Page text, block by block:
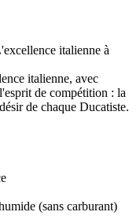
italienne à
italienne, avec
de compétition : la
de chaque Ducatiste.
(sans carburant)